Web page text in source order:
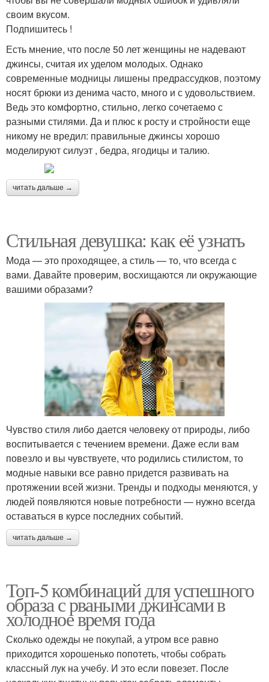
своим вкусом.
Подпишитесь !
Есть мнение, что после 50 лет женщины не надевают
джинсы, считая их уделом молодых. Однако
современные модницы лишены предрассудков, поэтому
носят брюки из денима часто, много и с удовольствием.
Ведь это комфортно, стильно, легко сочетаемо с
разными стилями. Да и плюс к росту и стройности еще
никому не вредил: правильные джинсы хорошо
моделируют силуэт , бедра, ягодицы и талию.
читать дальше →
Стильная девушка: как её узнать
Мода — это проходящее, а стиль — то, что всегда с
вами. Давайте проверим, восхищаются ли окружающие
вашими образами?
Чувство стиля либо дается человеку от природы, либо
воспитывается с течением времени. Даже если вам
повезло и вы чувствуете, что родились стилистом, то
модные навыки все равно придется развивать на
протяжении всей жизни. Тренды и подходы меняются, у
людей появляются новые потребности — нужно всегда
оставаться в курсе последних событий.
читать дальше →
Топ-5 комбинаций для успешного
образа с рваными джинсами в
холодное время года
Сколько одежды не покупай, а утром все равно
приходится хорошенько попотеть, чтобы собрать
классный лук на учебу. И это если повезет. После